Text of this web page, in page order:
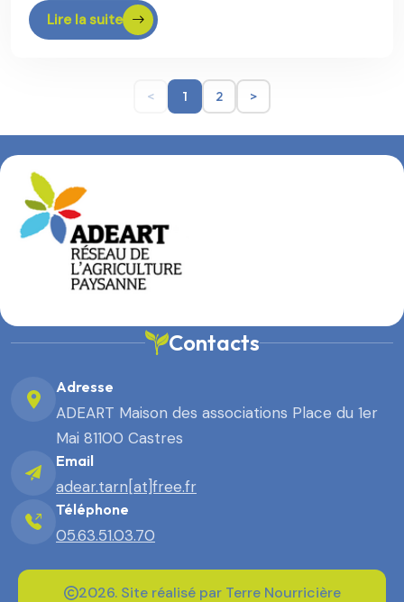
Lire la suite
< 1 2 >
Contacts
Adresse
ADEART Maison des associations Place du 1er
Mai 81100 Castres
Email
adear.tarn[at]free.fr
Téléphone
05.63.51.03.70
2026. Site réalisé par Terre Nourricière